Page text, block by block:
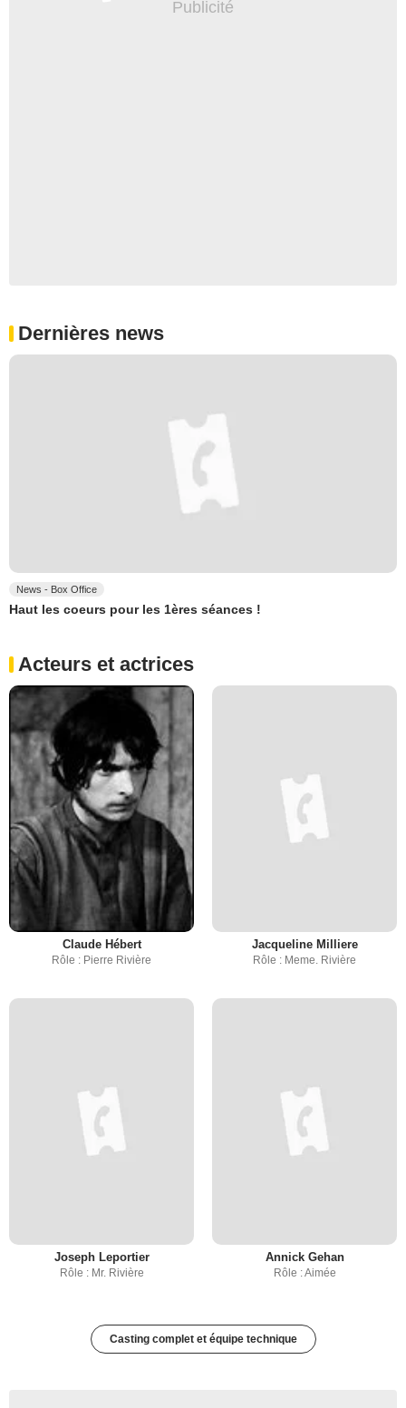
Dernières news
News - Box Office
Haut les coeurs pour les 1ères séances !
Acteurs et actrices
Claude Hébert
Rôle : Pierre Rivière
Jacqueline Milliere
Rôle : Meme. Rivière
Joseph Leportier
Rôle : Mr. Rivière
Annick Gehan
Rôle : Aimée
Casting complet et équipe technique